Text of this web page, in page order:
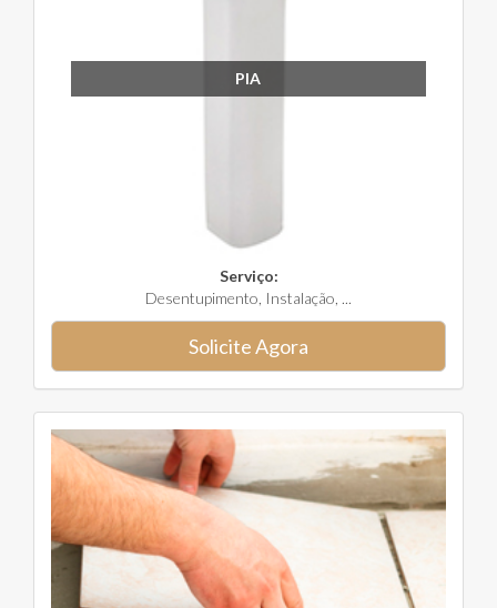
PIA
Serviço:
Desentupimento, Instalação, ...
Solicite Agora